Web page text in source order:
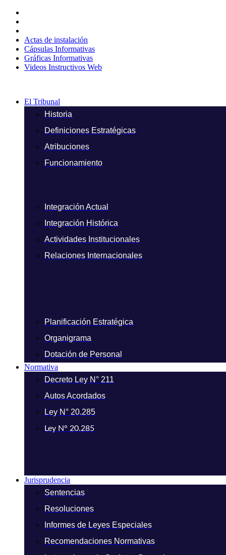
contenido
Actas de instalación
Cápsulas Informativas
Gráficas Informativas
Videos Instructivos Web
El Tribunal
Historia
Definiciones Estratégicas
Atribuciones
Funcionamiento
Integración Actual
Integración Histórica
Actividades Institucionales
Relaciones Internacionales
Planificación Estratégica
Organigrama
Dotación de Personal
Normativa
Decreto Ley N° 211
Autos Acordados
Ley N° 20.285
Ley N° 20.285
Jurisprudencia
Sentencias
Resoluciones
Informes de Leyes Especiales
Recomendaciones Normativas